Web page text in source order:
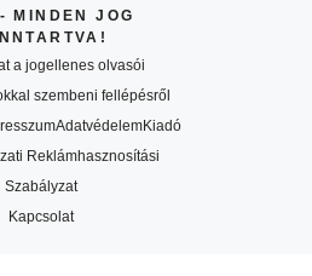
MINDEN JOG
a jogellenes olvasói
szembeni fellépésről
AdatvédelemKiadó
Reklámhasznosítási
Szabályzat
Kapcsolat